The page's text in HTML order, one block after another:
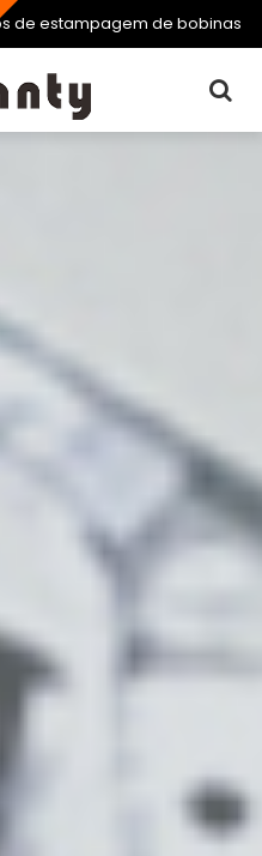
de estampagem de bobinas